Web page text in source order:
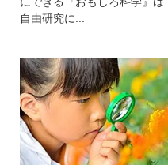
自由研究に...